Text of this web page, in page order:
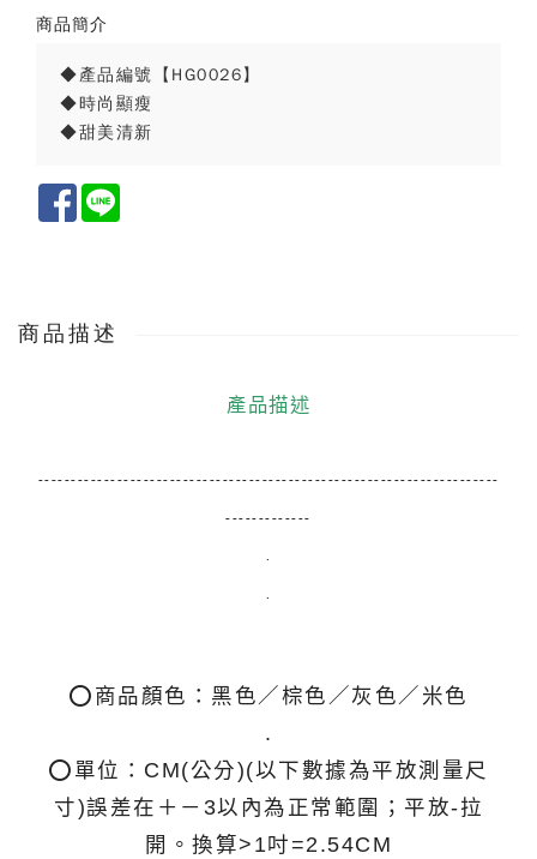
商品簡介
◆產品編號【HG0026】
◆時尚顯瘦
◆甜美清新
Facebook
商品描述
產品描述
----------------------------------------------------------------------
-------------
⭕商品顏色：黑色／棕色／灰色／米色
.
⭕單位：CM(公分)(以下數據為平放測量尺
寸)誤差在＋－3以內為正常範圍；平放-拉
開。換算>1吋=2.54CM